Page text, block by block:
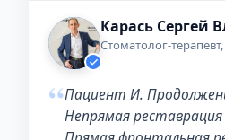
Карась Сергей
Стоматолог-
“Пациент И.
Непрямая